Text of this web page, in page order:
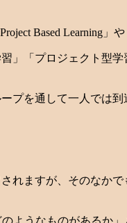
Based Learning」
」「プロジェクト型
プを通して一人では
れますが、そのなか
ようなものがあるか